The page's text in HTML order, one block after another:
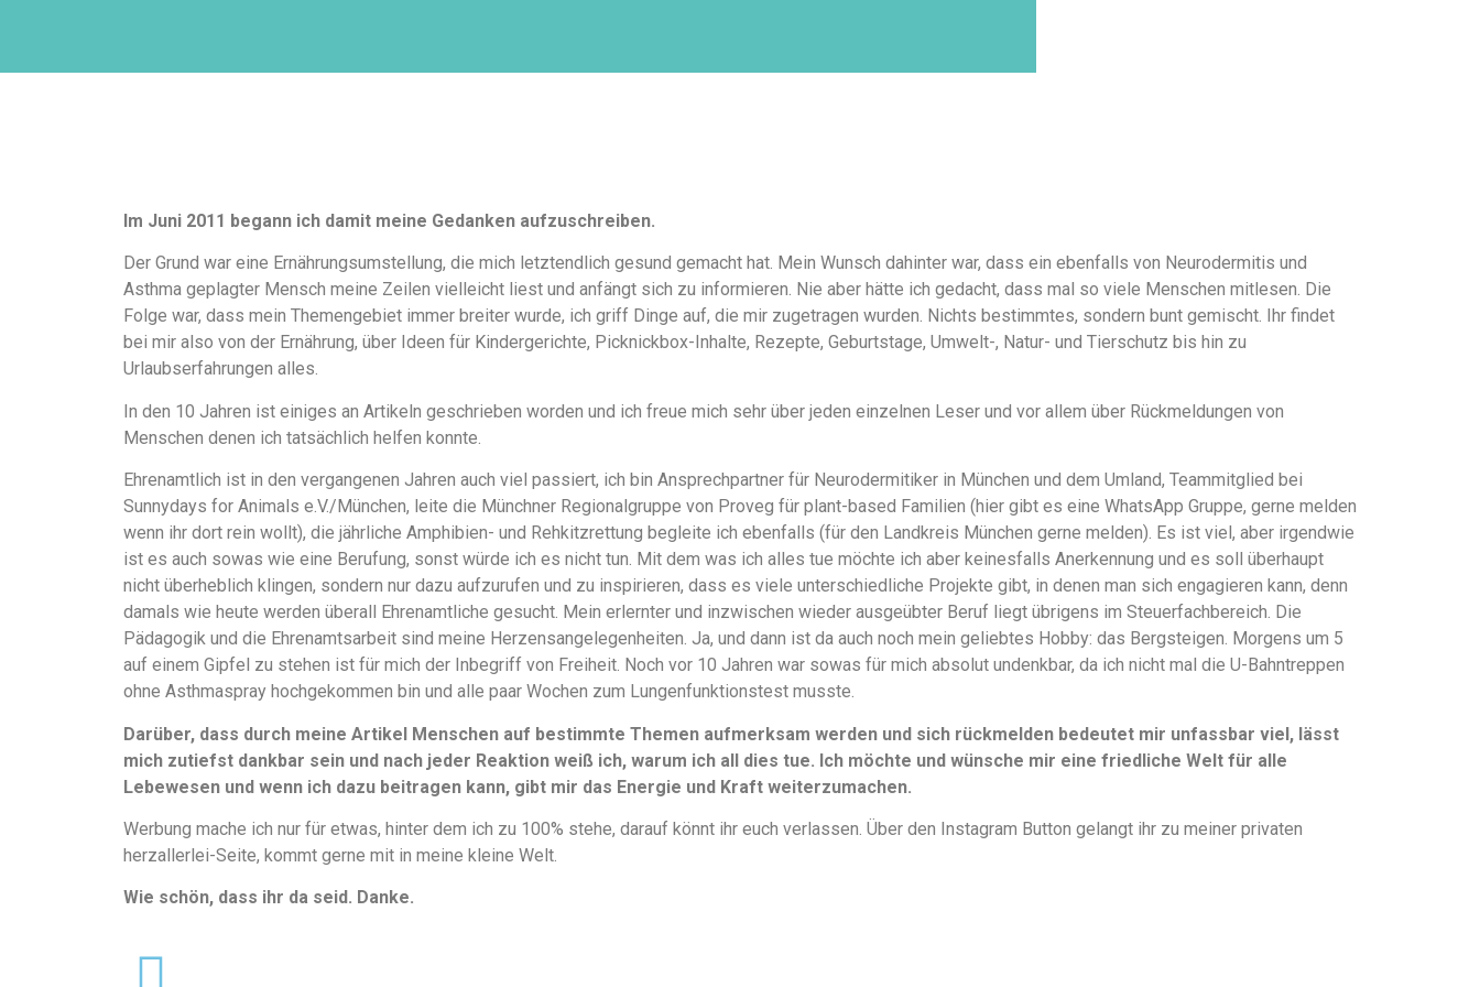
Im Juni 2011 begann ich damit meine Gedanken aufzuschreiben.
Der Grund war eine Ernährungsumstellung, die mich letztendlich gesund gemacht hat. Mein Wunsch dahinter war, dass ein ebenfalls von Neurodermitis und
Asthma geplagter Mensch meine Zeilen vielleicht liest und anfängt sich zu informieren. Nie aber hätte ich gedacht, dass mal so viele Menschen mitlesen. Die
Folge war, dass mein Themengebiet immer breiter wurde, ich griff Dinge auf, die mir zugetragen wurden. Nichts bestimmtes, sondern bunt gemischt. Ihr findet
bei mir also von der Ernährung, über Ideen für Kindergerichte, Picknickbox-Inhalte, Rezepte, Geburtstage, Umwelt-, Natur- und Tierschutz bis hin zu
Urlaubserfahrungen alles.
In den 10 Jahren ist einiges an Artikeln geschrieben worden und ich freue mich sehr über jeden einzelnen Leser und vor allem über Rückmeldungen von
Menschen denen ich tatsächlich helfen konnte.
Ehrenamtlich ist in den vergangenen Jahren auch viel passiert, ich bin Ansprechpartner für Neurodermitiker in München und dem Umland, Teammitglied bei
Sunnydays for Animals e.V./München, leite die Münchner Regionalgruppe von Proveg für plant-based Familien (hier gibt es eine WhatsApp Gruppe, gerne melden
wenn ihr dort rein wollt), die jährliche Amphibien- und Rehkitzrettung begleite ich ebenfalls (für den Landkreis München gerne melden). Es ist viel, aber irgendwie
ist es auch sowas wie eine Berufung, sonst würde ich es nicht tun. Mit dem was ich alles tue möchte ich aber keinesfalls Anerkennung und es soll überhaupt
nicht überheblich klingen, sondern nur dazu aufzurufen und zu inspirieren, dass es viele unterschiedliche Projekte gibt, in denen man sich engagieren kann, denn
damals wie heute werden überall Ehrenamtliche gesucht. Mein erlernter und inzwischen wieder ausgeübter Beruf liegt übrigens im Steuerfachbereich. Die
Pädagogik und die Ehrenamtsarbeit sind meine Herzensangelegenheiten. Ja, und dann ist da auch noch mein geliebtes Hobby: das Bergsteigen. Morgens um 5
auf einem Gipfel zu stehen ist für mich der Inbegriff von Freiheit. Noch vor 10 Jahren war sowas für mich absolut undenkbar, da ich nicht mal die U-Bahntreppen
ohne Asthmaspray hochgekommen bin und alle paar Wochen zum Lungenfunktionstest musste.
Darüber, dass durch meine Artikel Menschen auf bestimmte Themen aufmerksam werden und sich rückmelden bedeutet mir unfassbar viel, lässt
mich zutiefst dankbar sein und nach jeder Reaktion weiß ich, warum ich all dies tue. Ich möchte und wünsche mir eine friedliche Welt für alle
Lebewesen und wenn ich dazu beitragen kann, gibt mir das Energie und Kraft weiterzumachen.
Werbung mache ich nur für etwas, hinter dem ich zu 100% stehe, darauf könnt ihr euch verlassen. Über den Instagram Button gelangt ihr zu meiner privaten
herzallerlei-Seite, kommt gerne mit in meine kleine Welt.
Wie schön, dass ihr da seid. Danke.